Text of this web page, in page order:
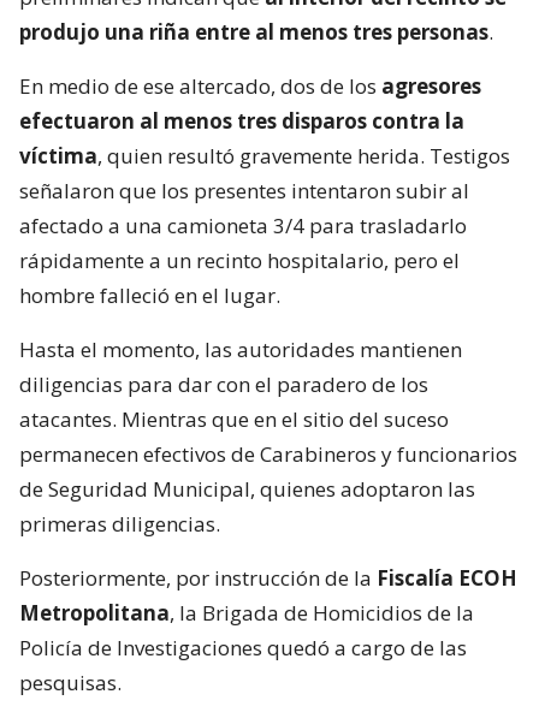
produjo una riña entre al menos tres personas.
En medio de ese altercado, dos de los agresores
efectuaron al menos tres disparos contra la
víctima, quien resultó gravemente herida. Testigos
señalaron que los presentes intentaron subir al
afectado a una camioneta 3/4 para trasladarlo
rápidamente a un recinto hospitalario, pero el
hombre falleció en el lugar.
Hasta el momento, las autoridades mantienen
diligencias para dar con el paradero de los
atacantes. Mientras que en el sitio del suceso
permanecen efectivos de Carabineros y funcionarios
de Seguridad Municipal, quienes adoptaron las
primeras diligencias.
Posteriormente, por instrucción de la Fiscalía ECOH
Metropolitana, la Brigada de Homicidios de la
Policía de Investigaciones quedó a cargo de las
pesquisas.